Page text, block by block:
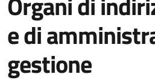
e di
gestione